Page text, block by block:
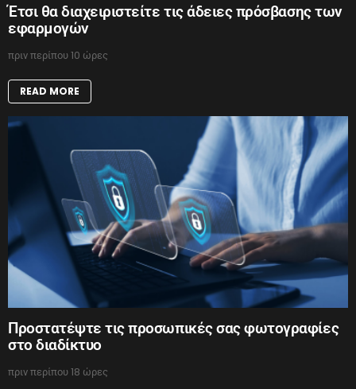
Έτσι θα διαχειριστείτε τις άδειες πρόσβασης των
εφαρμογών
πριν περίπου 10 ώρες
READ MORE
Προστατέψτε τις προσωπικές σας φωτογραφίες
στο διαδίκτυο
πριν περίπου 18 ώρες